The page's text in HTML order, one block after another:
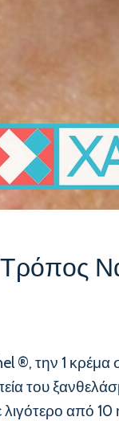
®, την 1 κρέμα
του
από 10